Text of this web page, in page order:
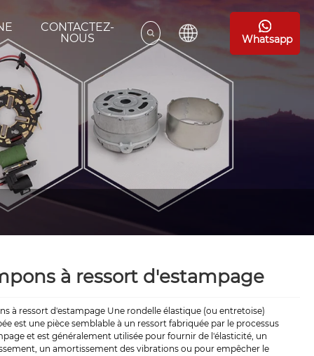
CONTACTEZ-
NOUS
Whatsapp
à ressort d'estampage
à ressort d'estampage Une rondelle élastique (ou entretoise)
est une pièce semblable à un ressort fabriquée par le processus
et est généralement utilisée pour fournir de l'élasticité, un
un amortissement des vibrations ou pour empêcher le